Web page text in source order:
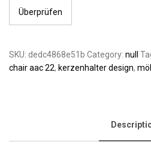
Überprüfen
SKU: dedc4868e51b Category: null
chair aac 22, kerzenhalter design,